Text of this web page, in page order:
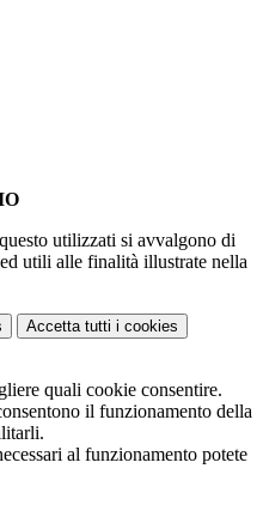
utilizzati si avvalgono di
utili alle finalità illustrate nella
Accetta tutti i cookies
quali cookie consentire.
il funzionamento della
al funzionamento potete